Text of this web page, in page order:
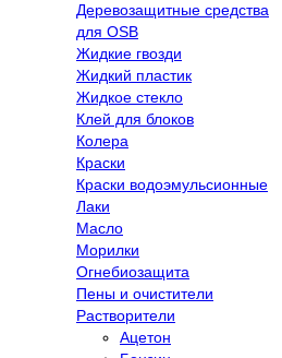
Деревозащитные средства
для OSB
Жидкие гвозди
Жидкий пластик
Жидкое стекло
Клей для блоков
Колера
Краски
Краски водоэмульсионные
Лаки
Масло
Морилки
Огнебиозащита
Пены и очистители
Растворители
Ацетон